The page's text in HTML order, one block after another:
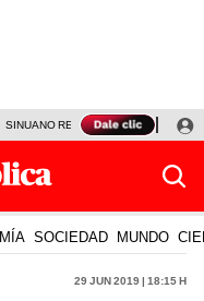
SINUANO RESULTADOS HOY
SOCIEDAD MUNDO
29 Jun 2019 | 18:15 h